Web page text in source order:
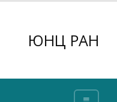
ЮНЦ РАН